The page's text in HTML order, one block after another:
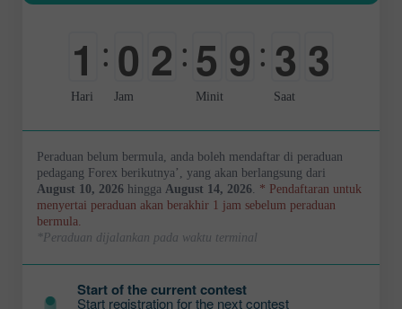
1
0
: 0
-
2 : 5
0
9 : 3
0
2
Hari Jam Minit Saat
Peraduan belum bermula, anda boleh mendaftar di peraduan
pedagang Forex berikutnya’, yang akan berlangsung dari
August 10, 2026 hingga August 14, 2026 * Pendaftaran untuk
menyertai peraduan akan berakhir 1 jam sebelum peraduan
bermula.
*Peraduan dijalankan pada waktu terminal
Start of the current contest
Start registration for the next contest